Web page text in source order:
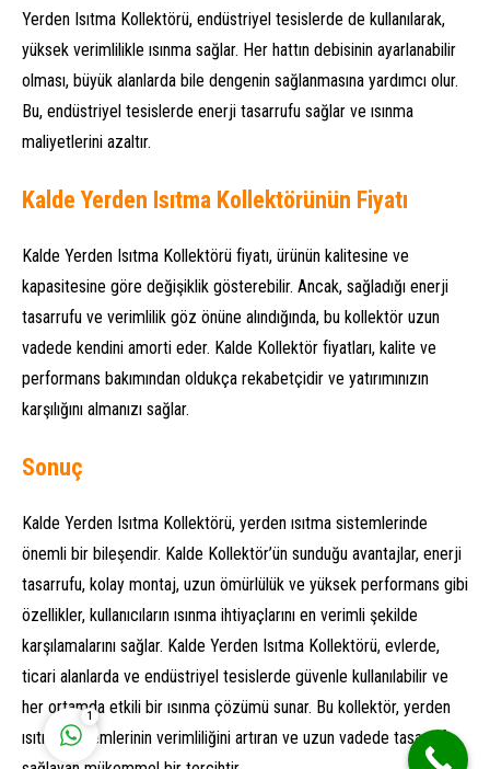
Yerden Isıtma Kollektörü, endüstriyel tesislerde de kullanılarak,
yüksek verimlilikle ısınma sağlar. Her hattın debisinin ayarlanabilir
olması, büyük alanlarda bile dengenin sağlanmasına yardımcı olur.
Bu, endüstriyel tesislerde enerji tasarrufu sağlar ve ısınma
maliyetlerini azaltır.
Kalde Yerden Isıtma Kollektörünün Fiyatı
Kalde Yerden Isıtma Kollektörü fiyatı, ürünün kalitesine ve
kapasitesine göre değişiklik gösterebilir. Ancak, sağladığı enerji
tasarrufu ve verimlilik göz önüne alındığında, bu kollektör uzun
vadede kendini amorti eder. Kalde Kollektör fiyatları, kalite ve
performans bakımından oldukça rekabetçidir ve yatırımınızın
karşılığını almanızı sağlar.
Sonuç
Kalde Yerden Isıtma Kollektörü, yerden ısıtma sistemlerinde
önemli bir bileşendir. Kalde Kollektör’ün sunduğu avantajlar, enerji
tasarrufu, kolay montaj, uzun ömürlülük ve yüksek performans gibi
özellikler, kullanıcıların ısınma ihtiyaçlarını en verimli şekilde
karşılamalarını sağlar. Kalde Yerden Isıtma Kollektörü, evlerde,
ticari alanlarda ve endüstriyel tesislerde güvenle kullanılabilir ve
her ortamda etkili bir ısınma çözümü sunar. Bu kollektör, yerden
ısıtma sistemlerinin verimliliğini artıran ve uzun vadede tasarruf
Cevap Yaz
1